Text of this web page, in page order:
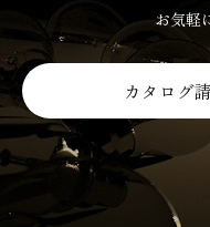
お気軽
カタログ